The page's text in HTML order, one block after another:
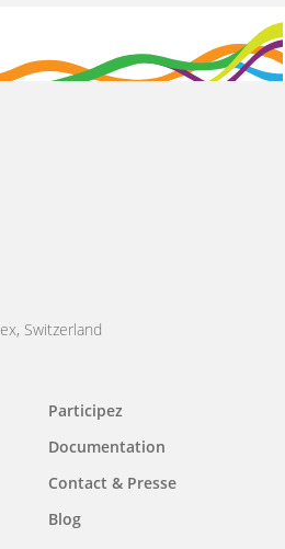
Switzerland
Participez
Documentation
Contact & Presse
Blog